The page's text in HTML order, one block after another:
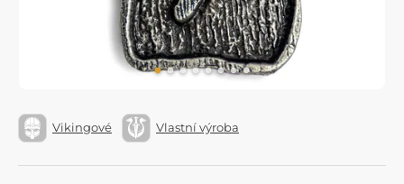
Vikingové Vlastní výroba